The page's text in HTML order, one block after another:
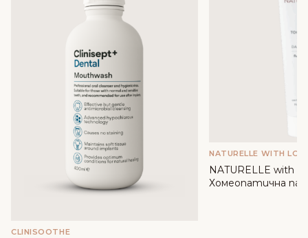
CLINISOOTHE
NATURELLE WITH
NATURELLE with
Хомеопатична